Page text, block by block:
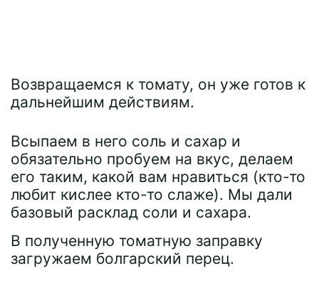
Возвращаемся к томату, он уже готов к
дальнейшим действиям.
Всыпаем в него соль и сахар и
обязательно пробуем на вкус, делаем
его таким, какой вам нравиться (кто-то
любит кислее кто-то слаже). Мы дали
базовый расклад соли и сахара.
В полученную томатную заправку
загружаем болгарский перец.